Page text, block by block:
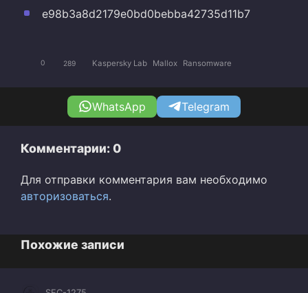
e98b3a8d2179e0bd0bebba42735d11b7
0 289 Kaspersky Lab Mallox Ransomware
WhatsApp Telegram
Комментарии: 0
Для отправки комментария вам необходимо
авторизоваться.
Похожие записи